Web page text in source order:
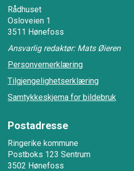
Rådhuset
Osloveien 1
3511 Hønefoss
Ansvarlig redaktør: Mats Øieren
Personvernerklæring
Tilgjengelighetserklæring
Samtykkeskjema for bildebruk
Postadresse
Ringerike kommune
Postboks 123 Sentrum
3502 Hønefoss